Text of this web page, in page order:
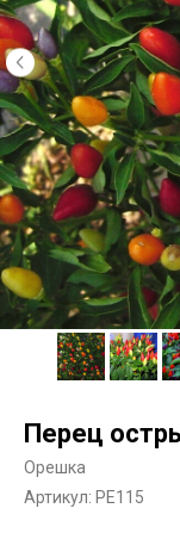
Перец
Орешка
Артикул: PE115